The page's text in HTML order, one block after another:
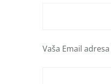
Vaša Email